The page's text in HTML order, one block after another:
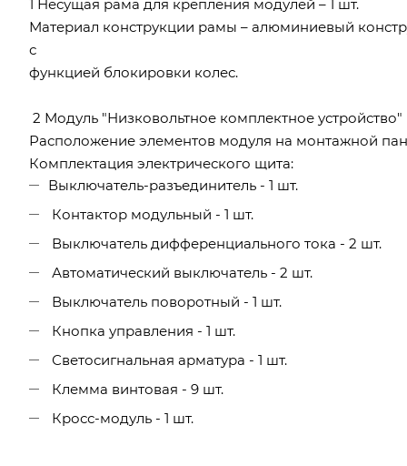
1 Несущая рама для крепления модулей – 1 шт.
Материал конструкции рамы – алюминиевый
с
функцией блокировки колес.
2 Модуль "Низковольтное комплектное устройство"
Расположение элементов модуля на монтажной
Комплектация электрического щита:
Выключатель-разъединитель - 1 шт.
Контактор модульный - 1 шт.
Выключатель дифференциального тока - 2 шт.
Автоматический выключатель - 2 шт.
Выключатель поворотный - 1 шт.
Кнопка управления - 1 шт.
Светосигнальная арматура - 1 шт.
Клемма винтовая - 9 шт.
Кросс-модуль - 1 шт.